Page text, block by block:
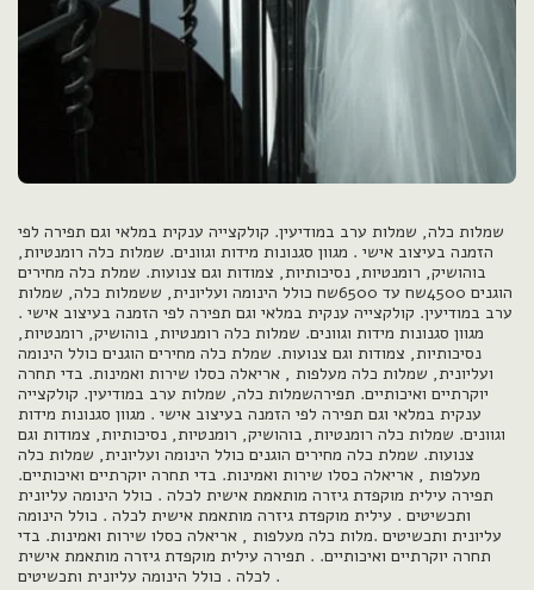
שמלות כלה, שמלות ערב במודיעין. קולקצייה ענקית במלאי וגם תפירה לפי
הזמנה בעיצוב אישי . מגוון סגנונות מידות וגוונים. שמלות כלה רומנטיות,
בוהושיק, רומנטיות, נסיכותיות, צמודות וגם צנועות. שמלת כלה מחירים
הוגנים 4500שח עד 6500שח כולל הינומה ועליונית, ששמלות כלה, שמלות
ערב במודיעין. קולקצייה ענקית במלאי וגם תפירה לפי הזמנה בעיצוב אישי .
מגוון סגנונות מידות וגוונים. שמלות כלה רומנטיות, בוהושיק, רומנטיות,
נסיכותיות, צמודות וגם צנועות. שמלת כלה מחירים הוגנים כולל הינומה
ועליונית, שמלות כלה מעלפות , אריאלה כסלו שירות ואמינות. בדי תחרה
יוקרתיים ואיכותיים. תפירהשמלות כלה, שמלות ערב במודיעין. קולקצייה
ענקית במלאי וגם תפירה לפי הזמנה בעיצוב אישי . מגוון סגנונות מידות
וגוונים. שמלות כלה רומנטיות, בוהושיק, רומנטיות, נסיכותיות, צמודות וגם
צנועות. שמלת כלה מחירים הוגנים כולל הינומה ועליונית, שמלות כלה
מעלפות , אריאלה כסלו שירות ואמינות. בדי תחרה יוקרתיים ואיכותיים.
תפירה עילית מוקפדת גיזרה מותאמת אישית לכלה . כולל הינומה עליונית
ותכשיטים . עילית מוקפדת גיזרה מותאמת אישית לכלה . כולל הינומה
עליונית ותכשיטים .מלות כלה מעלפות , אריאלה כסלו שירות ואמינות. בדי
תחרה יוקרתיים ואיכותיים. . תפירה עילית מוקפדת גיזרה מותאמת אישית
לכלה . כולל הינומה עליונית ותכשיטים .